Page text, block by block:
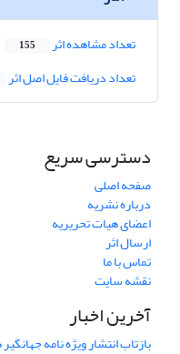
تعداد مشاهده اثر 155
تعداد دریافت فایل اصل اثر
دسترسی سریع
صفحه اصلی
درباره نشریه
اعضای هیات تحریریه
ارسال اثر
تماس با ما
نقشه سایت
آخرین اخبار
بازتاب انتشار ویژه نامه